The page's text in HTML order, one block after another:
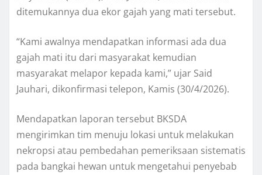
ditemukannya dua ekor gajah yang mati tersebut.
“Kami awalnya mendapatkan informasi ada dua
gajah mati itu dari masyarakat kemudian
masyarakat melapor kepada kami,” ujar Said
Jauhari, dikonfirmasi telepon, Kamis (30/4/2026).
Mendapatkan laporan tersebut BKSDA
mengirimkan tim menuju lokasi untuk melakukan
nekropsi atau pembedahan pemeriksaan sistematis
pada bangkai hewan untuk mengetahui penyebab